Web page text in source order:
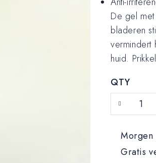
De gel
bladeren
vermindert
huid.
QTY
Morgen
Gratis